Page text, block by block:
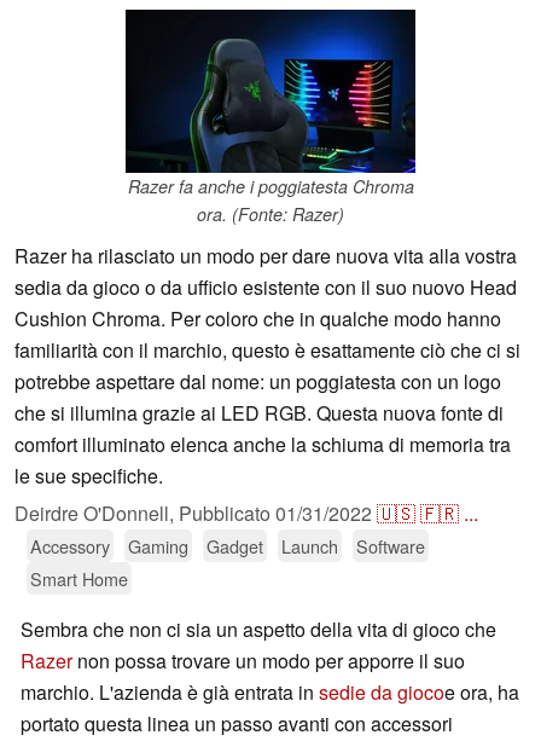
Razer fa anche i poggiatesta Chroma
ora. (Fonte: Razer)
Razer ha rilasciato un modo per dare nuova vita alla vostra
sedia da gioco o da ufficio esistente con il suo nuovo Head
Cushion Chroma. Per coloro che in qualche modo hanno
familiarità con il marchio, questo è esattamente ciò che ci si
potrebbe aspettare dal nome: un poggiatesta con un logo
che si illumina grazie ai LED RGB. Questa nuova fonte di
comfort illuminato elenca anche la schiuma di memoria tra
le sue specifiche.
Deirdre O'Donnell, Pubblicato 01/31/2022 🇺🇸🇫🇷 ...
Accessory Gaming Gadget Launch
Software
Smart Home
Sembra che non ci sia un aspetto della vita di gioco che
Razernon possa trovare un modo per apporre il suo
marchio. L'azienda è già entrata in sedie da giocoe ora, ha
portato questa linea un passo avanti con accessori